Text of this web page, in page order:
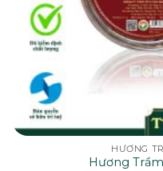
HƯƠNG
Hương Trầm